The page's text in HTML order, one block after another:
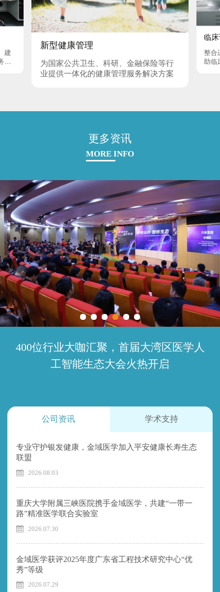
建
的
新型健康管理
为国家公共卫生、科研、金融保险等行
业提供一体化的健康管理服务解决方案
临
整合
助临
更多资讯
MORE INFO
400位行业大咖汇聚，首届大湾区医学人
工智能生态大会火热开启
公司资讯 学术支持
专业守护银发健康，金域医学加入平安健康长寿生态
联盟
2026.08.03
重庆大学附属三峡医院携手金域医学，共建“一带一
路”精准医学联合实验室
2026.07.30
金域医学获评2025年度广东省工程技术研究中心“优
秀”等级
2026.07.29